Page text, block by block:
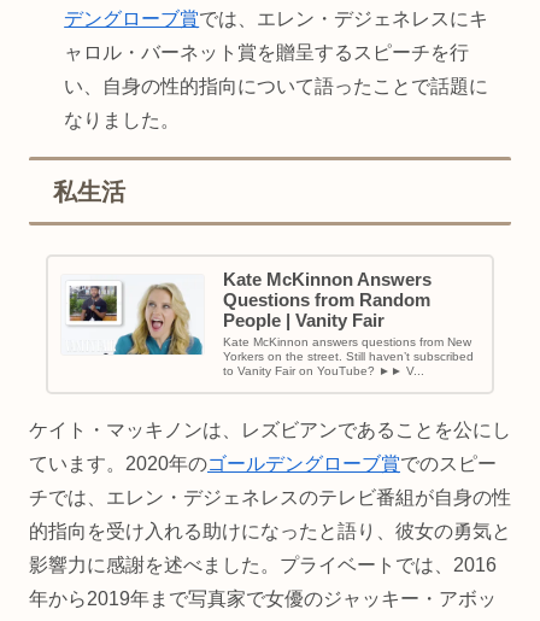
デングローブ賞では、エレン・デジェネレスにキ
ャロル・バーネット賞を贈呈するスピーチを行
い、自身の性的指向について語ったことで話題に
なりました。
私生活
Kate McKinnon Answers
Questions from Random
People | Vanity Fair
Kate McKinnon answers questions from New
Yorkers on the street. Still haven’t subscribed
to Vanity Fair on YouTube? ►► V...
ケイト・マッキノンは、レズビアンであることを公にし
ています。2020年のゴールデングローブ賞でのスピー
チでは、エレン・デジェネレスのテレビ番組が自身の性
的指向を受け入れる助けになったと語り、彼女の勇気と
影響力に感謝を述べました。プライベートでは、2016
年から2019年まで写真家で女優のジャッキー・アボッ